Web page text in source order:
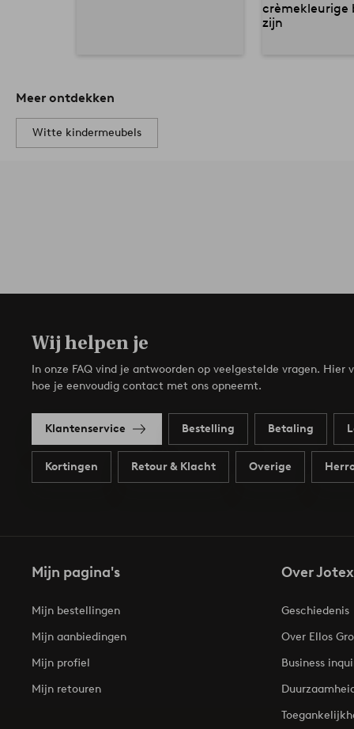
Meer ontdekken
Witte kindermeubels
Wij helpen je
In onze FAQ vind je antwoorden op veelgestelde vragen.
hoe je eenvoudig contact met ons opneemt.
Klantenservice Bestelling Betaling
Kortingen Retour & Klacht Overige
Mijn pagina's
Mijn bestellingen
Mijn aanbiedingen
Mijn profiel
Mijn retouren
Over Jotex
Geschiedenis
Over Ellos
Business